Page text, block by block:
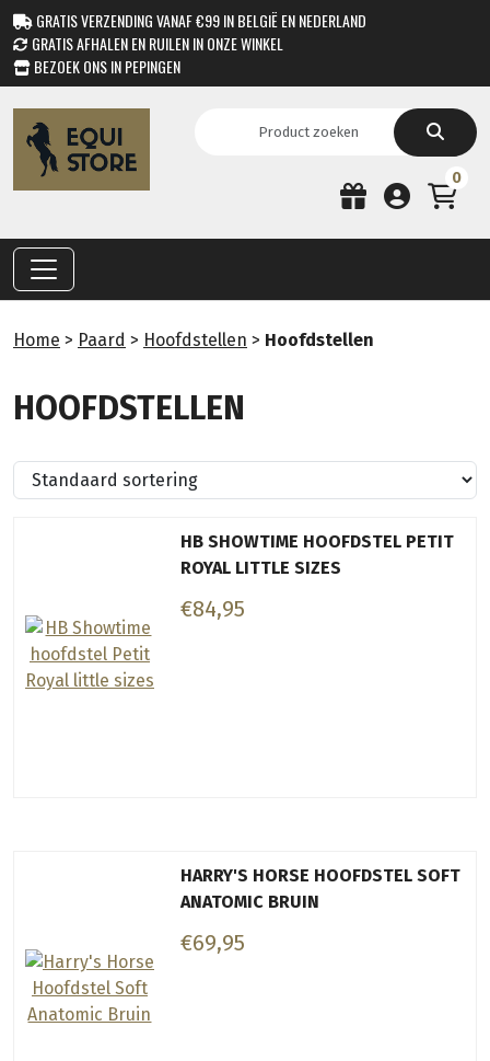
GRATIS VERZENDING VANAF €99 IN BELGIË EN NEDERLAND
GRATIS AFHALEN EN RUILEN IN ONZE WINKEL
BEZOEK ONS IN PEPINGEN
0
Home > Paard > Hoofdstellen > Hoofdstellen
HOOFDSTELLEN
HB SHOWTIME HOOFDSTEL PETIT
ROYAL LITTLE SIZES
€84,95
HARRY'S HORSE HOOFDSTEL SOFT
ANATOMIC BRUIN
€69,95